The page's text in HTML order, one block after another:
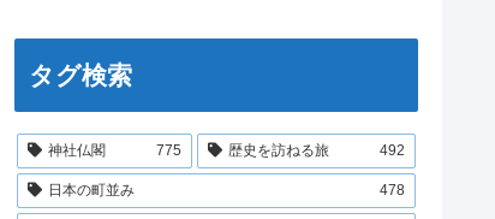
タグ検索
神社仏閣 775 歴史を訪ねる旅 492
日本の町並み 478